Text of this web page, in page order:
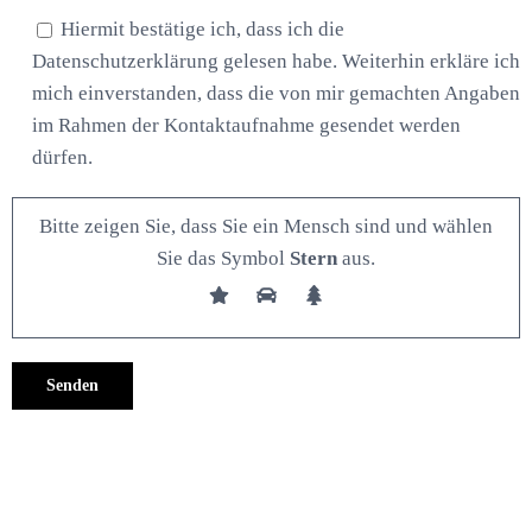
Hiermit bestätige ich, dass ich die
Datenschutzerklärung gelesen habe. Weiterhin erkläre ich
mich einverstanden, dass die von mir gemachten Angaben
im Rahmen der Kontaktaufnahme gesendet werden
dürfen.
Bitte zeigen Sie, dass Sie ein Mensch sind und wählen
Sie das Symbol Stern aus.